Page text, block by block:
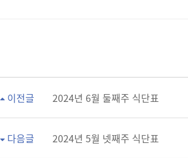
이전글 2024년 6월 둘째주 식단표
다음글 2024년 5월 넷째주 식단표